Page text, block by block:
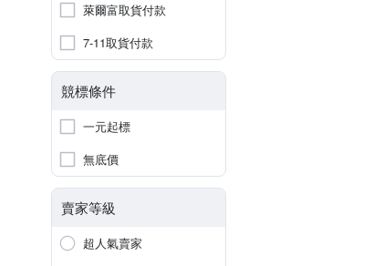
萊爾富取貨付款
7-11取貨付款
競標條件
一元起標
無底價
賣家等級
超人氣賣家